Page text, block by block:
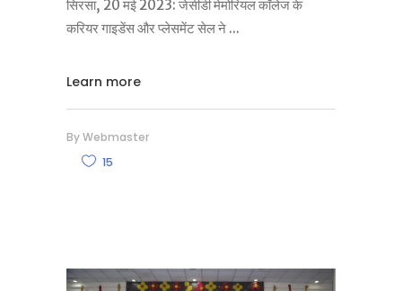
सिरसा, 20 मई 2023: जेसीडी मेमोरियल कॉलेज के
करियर गाइडेंस और प्लेसमेंट सेल ने
Learn more
ByWebmaster
15